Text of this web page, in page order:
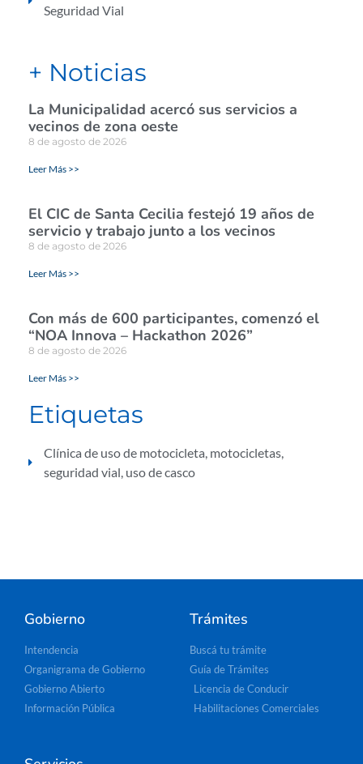
Seguridad Vial
+ Noticias
La Municipalidad acercó sus servicios a
vecinos de zona oeste
8 de agosto de 2026
Leer Más >>
El CIC de Santa Cecilia festejó 19 años de
servicio y trabajo junto a los vecinos
8 de agosto de 2026
Leer Más >>
Con más de 600 participantes, comenzó el
“NOA Innova – Hackathon 2026”
8 de agosto de 2026
Leer Más >>
Etiquetas
Clínica de uso de motocicleta, motocicletas,
seguridad vial, uso de casco
Gobierno
Intendencia
Organigrama de Gobierno
Gobierno Abierto
Información Pública
Trámites
Buscá tu trámite
Guía de Trámites
Licencia de Conducir
Habilitaciones Comerciales